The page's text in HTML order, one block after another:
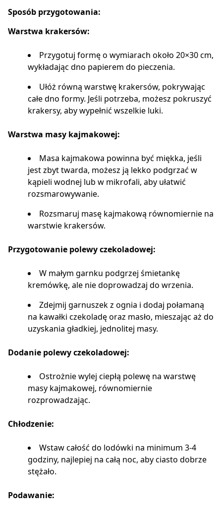
Sposób przygotowania:
Warstwa krakersów:
Przygotuj formę o wymiarach około 20×30 cm,
wykładając dno papierem do pieczenia.
Ułóż równą warstwę krakersów, pokrywając
całe dno formy. Jeśli potrzeba, możesz pokruszyć
krakersy, aby wypełnić wszelkie luki.
Warstwa masy kajmakowej:
Masa kajmakowa powinna być miękka, jeśli
jest zbyt twarda, możesz ją lekko podgrzać w
kąpieli wodnej lub w mikrofali, aby ułatwić
rozsmarowywanie.
Rozsmaruj masę kajmakową równomiernie na
warstwie krakersów.
Przygotowanie polewy czekoladowej:
W małym garnku podgrzej śmietankę
kremówkę, ale nie doprowadzaj do wrzenia.
Zdejmij garnuszek z ognia i dodaj połamaną
na kawałki czekoladę oraz masło, mieszając aż do
uzyskania gładkiej, jednolitej masy.
Dodanie polewy czekoladowej:
Ostrożnie wylej ciepłą polewę na warstwę
masy kajmakowej, równomiernie
rozprowadzając.
Chłodzenie:
Wstaw całość do lodówki na minimum 3-4
godziny, najlepiej na całą noc, aby ciasto dobrze
stężało.
Podawanie: